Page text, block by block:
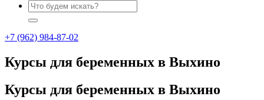
+7 (962) 984-87-02
Курсы для беременных в Выхино
Курсы для беременных в Выхино